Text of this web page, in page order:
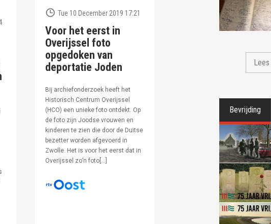
Tue 10 December 2019 17:21
Voor het eerst in
Overijssel foto
opgedoken van
deportatie Joden
Bij archiefonderzoek heeft het
Historisch Centrum Overijssel
(HCO) een unieke foto ontdekt. Op
de foto zijn Joodse vrouwen en
kinderen te zien die door de Duitse
bezetter worden afgevoerd in
Zwolle. Het is voor het eerst dat in
Overijssel zo’n foto[…]
Bevrijding